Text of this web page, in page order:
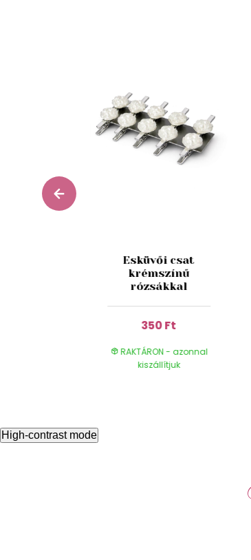
Esküvői csat
krémszínű
rózsákkal
350 Ft
RAKTÁRON - azonnal
kiszállítjuk
High-contrast mode